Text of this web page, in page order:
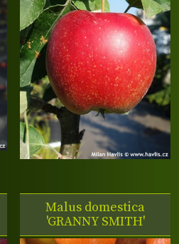
Malus domestica
'GRANNY SMITH'